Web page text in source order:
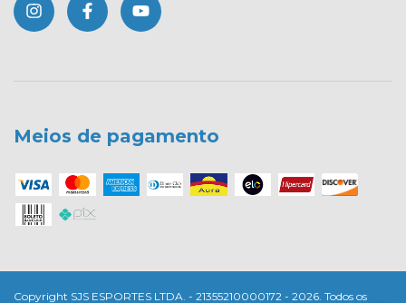
Meios de pagamento
Copyright SJS ESPORTES LTDA. - 21355210000172 - 2026. Todos os